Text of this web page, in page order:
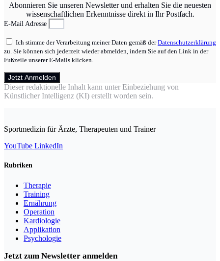
Abonnieren Sie unseren Newsletter und erhalten Sie die neuesten
wissenschaftlichen Erkenntnisse direkt in Ihr Postfach.
E-Mail Adresse
Ich stimme der Verarbeitung meiner Daten gemäß derDatenschutzerklärung
zu. Sie können sich jederzeit wieder abmelden, indem Sie auf den Link in der
Fußzeile unserer E-Mails klicken.
Jetzt Anmelden
Dieser redaktionelle Inhalt kann unter Einbeziehung von
Künstlicher Intelligenz (KI) erstellt worden sein.
Sportmedizin für Ärzte, Therapeuten und Trainer
YouTube LinkedIn
Rubriken
Therapie
Training
Ernährung
Operation
Kardiologie
Applikation
Psychologie
Jetzt zum Newsletter anmelden